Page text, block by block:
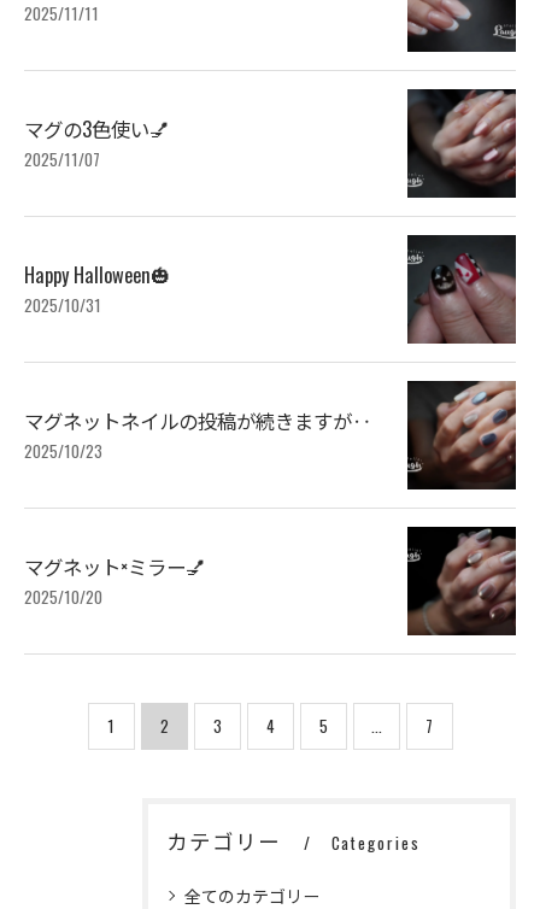
2025/11/11
マグの3色使い💅
2025/11/07
Happy Halloween🎃
2025/10/31
マグネットネイルの投稿が続きますが‥
2025/10/23
マグネット×ミラー💅
2025/10/20
1 2 3 4 5 ... 7
カテゴリー Categories
全てのカテゴリー